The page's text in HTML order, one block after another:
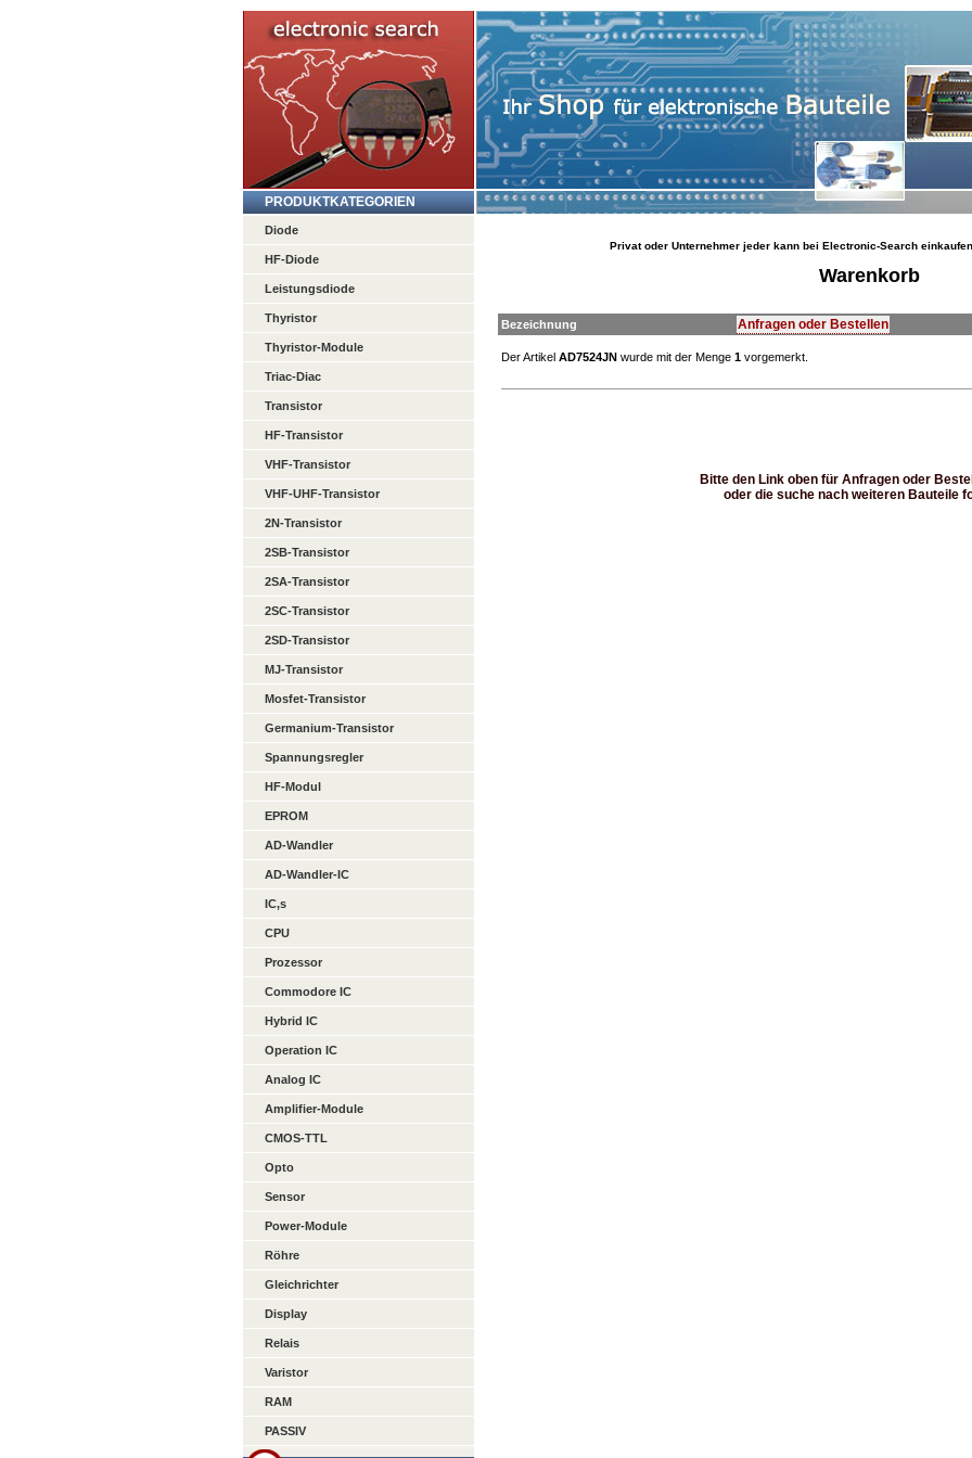
PRODUKTKATEGORIEN
Diode
HF-Diode
Leistungsdiode
Thyristor
Thyristor-Module
Triac-Diac
Transistor
HF-Transistor
VHF-Transistor
VHF-UHF-Transistor
2N-Transistor
2SB-Transistor
2SA-Transistor
2SC-Transistor
2SD-Transistor
MJ-Transistor
Mosfet-Transistor
Germanium-Transistor
Spannungsregler
HF-Modul
EPROM
AD-Wandler
AD-Wandler-IC
IC,s
CPU
Prozessor
Commodore IC
Hybrid IC
Operation IC
Analog IC
Amplifier-Module
CMOS-TTL
Opto
Sensor
Power-Module
Röhre
Gleichrichter
Display
Relais
Varistor
RAM
PASSIV
Privat oder Unternehmer jeder kann bei Electronic-Search
Warenkorb
Bezeichnung Anfragen oder Bestellen
Der Artikel AD7524JN wurde mit der Menge 1 vorgemerkt.
Bitte den Link oben für Anfragen oder
oder die suche nach weiteren Bauteile